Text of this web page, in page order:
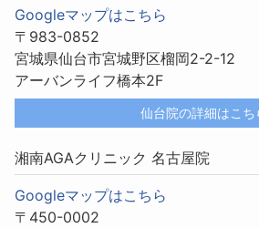
Googleマップはこちら
〒983-0852
宮城県仙台市宮城野区榴岡2-2-12
アーバンライフ橋本2F
仙台院の詳細はこち
湘南AGAクリニック 名古屋院
Googleマップはこちら
〒450-0002